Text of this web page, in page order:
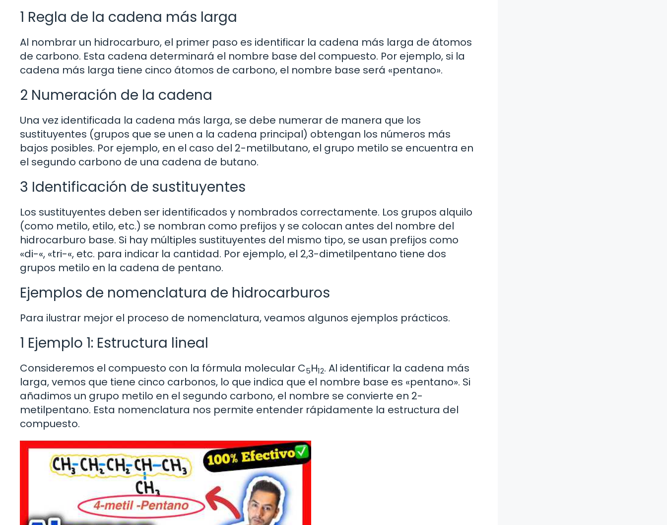
1 Regla de la cadena más larga
Al nombrar un hidrocarburo, el primer paso es identificar la cadena más larga de átomos
de carbono. Esta cadena determinará el nombre base del compuesto. Por ejemplo, si la
cadena más larga tiene cinco átomos de carbono, el nombre base será «pentano».
2 Numeración de la cadena
Una vez identificada la cadena más larga, se debe numerar de manera que los
sustituyentes (grupos que se unen a la cadena principal) obtengan los números más
bajos posibles. Por ejemplo, en el caso del 2-metilbutano, el grupo metilo se encuentra en
el segundo carbono de una cadena de butano.
3 Identificación de sustituyentes
Los sustituyentes deben ser identificados y nombrados correctamente. Los grupos alquilo
(como metilo, etilo, etc.) se nombran como prefijos y se colocan antes del nombre del
hidrocarburo base. Si hay múltiples sustituyentes del mismo tipo, se usan prefijos como
«di-«, «tri-«, etc. para indicar la cantidad. Por ejemplo, el 2,3-dimetilpentano tiene dos
grupos metilo en la cadena de pentano.
Ejemplos de nomenclatura de hidrocarburos
Para ilustrar mejor el proceso de nomenclatura, veamos algunos ejemplos prácticos.
1 Ejemplo 1: Estructura lineal
Consideremos el compuesto con la fórmula molecular C5H12. Al identificar la cadena más
larga, vemos que tiene cinco carbonos, lo que indica que el nombre base es «pentano». Si
añadimos un grupo metilo en el segundo carbono, el nombre se convierte en 2-
metilpentano. Esta nomenclatura nos permite entender rápidamente la estructura del
compuesto.